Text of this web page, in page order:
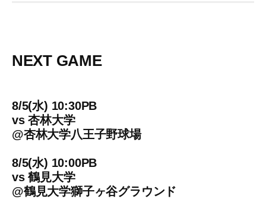
NEXT GAME
8/5(水) 10:30PB
vs杏林大学
@杏林大学八王子野球場
8/5(水) 10:00PB
vs鶴見大学
@鶴見大学獅子ヶ谷グラウンド